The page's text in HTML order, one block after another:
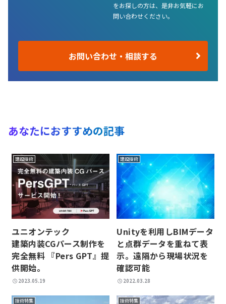
をお探しの方は、是非お気軽にお
問い合わせください。
お問い合わせ・相談する
あなたにおすすめの記事
建設技術
ユニオンテック
建築内装CGパース制作を
完全無料 『Pers GPT』提
供開始。
2023.05.19
建設技術
Unityを利用しBIMデータ
と点群データを重ねて表
示。遠隔から現場状況を
確認可能
2022.03.28
技術特集 技術特集